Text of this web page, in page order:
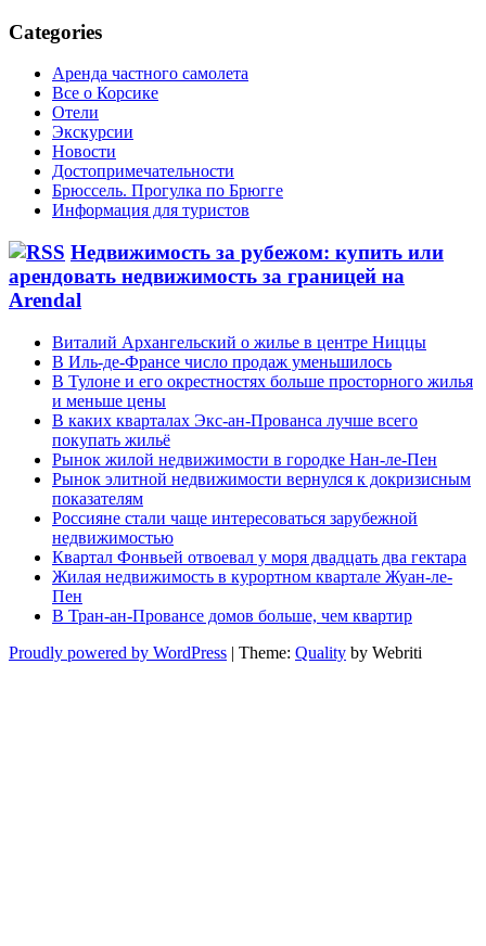
Categories
Аренда частного самолета
Все о Корсике
Отели
Экскурсии
Новости
Достопримечательности
Брюссель. Прогулка по Брюгге
Информация для туристов
Недвижимость за рубежом: купить или
арендовать недвижимость за границей на
Arendal
Виталий Архангельский о жилье в центре Ниццы
В Иль-де-Франсе число продаж уменьшилось
В Тулоне и его окрестностях больше просторного жилья
и меньше цены
В каких кварталах Экс-ан-Прованса лучше всего
покупать жильё
Рынок жилой недвижимости в городке Нан-ле-Пен
Рынок элитной недвижимости вернулся к докризисным
показателям
Россияне стали чаще интересоваться зарубежной
недвижимостью
Квартал Фонвьей отвоевал у моря двадцать два гектара
Жилая недвижимость в курортном квартале Жуан-ле-
Пен
В Тран-ан-Провансе домов больше, чем квартир
Proudly powered by WordPress | Theme: Quality by Webriti